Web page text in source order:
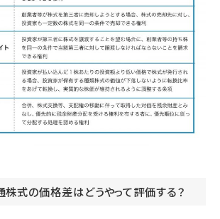
式の価格差はどうやって評価する？